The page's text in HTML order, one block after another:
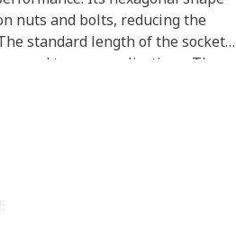
nuts and bolts, reducing the
standard length of the socket
and torque applications. The
resistance to corrosion and
applications.